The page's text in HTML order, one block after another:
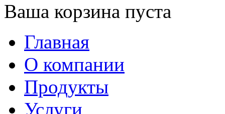
Ваша корзина пуста
Главная
О компании
Продукты
Услуги